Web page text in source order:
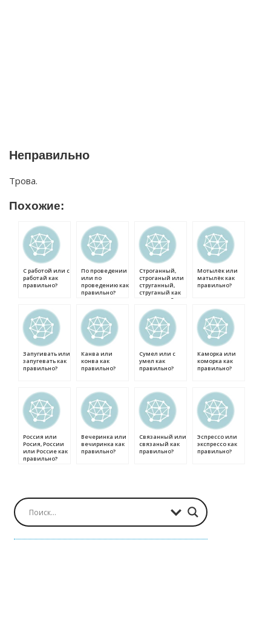
Неправильно
Трова.
Похожие:
С работой или с
работай как
правильно?
По проведении
или по
проведению как
правильно?
Строганный,
строганый или
струганный,
струганый как
правильно?
Мотылёк или
матылёк как
правильно?
Запугивать или
запугевать как
правильно?
Канва или
конва как
правильно?
Сумел или с
умел как
правильно?
Каморка или
коморка как
правильно?
Россия или
Росия, России
или Россие как
правильно?
Вечеринка или
вечиринка как
правильно?
Связанный или
связаный как
правильно?
Эспрессо или
экспрессо как
правильно?